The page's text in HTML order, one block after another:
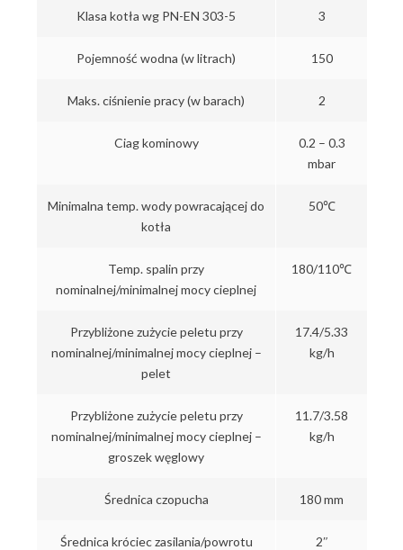
Klasa kotła wg PN-EN 303-5 3
Pojemność wodna (w litrach) 150
Maks. ciśnienie pracy (w barach) 2
Ciag kominowy
0.2 – 0.3
mbar
Minimalna temp. wody powracającej do
kotła
50℃
Temp. spalin przy
nominalnej/minimalnej mocy cieplnej
180/110℃
Przybliżone zużycie peletu przy
nominalnej/minimalnej mocy cieplnej –
pelet
17.4/5.33
kg/h
Przybliżone zużycie peletu przy
nominalnej/minimalnej mocy cieplnej –
groszek węglowy
11.7/3.58
kg/h
Średnica czopucha 180 mm
Średnica króciec zasilania/powrotu 2″